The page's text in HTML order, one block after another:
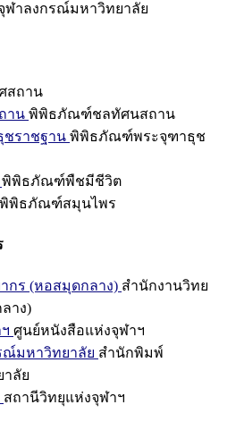
ฬาลงกรณ์มหาวิทยาลัย
สถาน
าน พิพิธภัณฑ์ชลทัศนสถาน
ราชฐาน พิพิธภัณฑ์พระจุฑาธุช
พิพิธภัณฑ์พืชมีชีวิต
พิพิธภัณฑ์สมุนไพร
กร (หอสมุดกลาง) สำนักงานวิทย
าง)
ศูนย์หนังสือแห่งจุฬาฯ
ณ์มหาวิทยาลัย สำนักพิมพ์
ลัย
สถานีวิทยุแห่งจุฬาฯ